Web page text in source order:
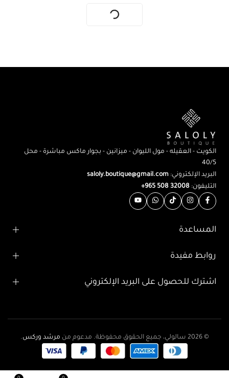
نص كم قصير
موديل ميدي كود 0724 – ابيض
5.000 د.ك
إضافة إلى السلة
تصفيات اخر القطع